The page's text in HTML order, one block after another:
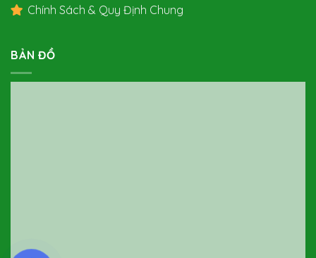
Chính Sách & Quy Định Chung
BẢN ĐỒ